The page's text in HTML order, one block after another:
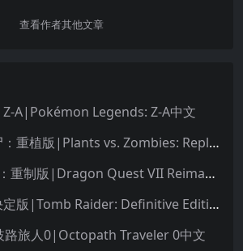
查看作者其他文章
Z-A|Pokémon Legends: Z-A中文
植物大战僵尸：重植版|Plants vs. Zombies: Replanted中文
勇者斗恶龙7：重制版|Dragon Quest VII Reimagined中文
古墓丽影：决定版|Tomb Raider: Definitive Edition中文
路旅人0|Octopath Traveler 0中文